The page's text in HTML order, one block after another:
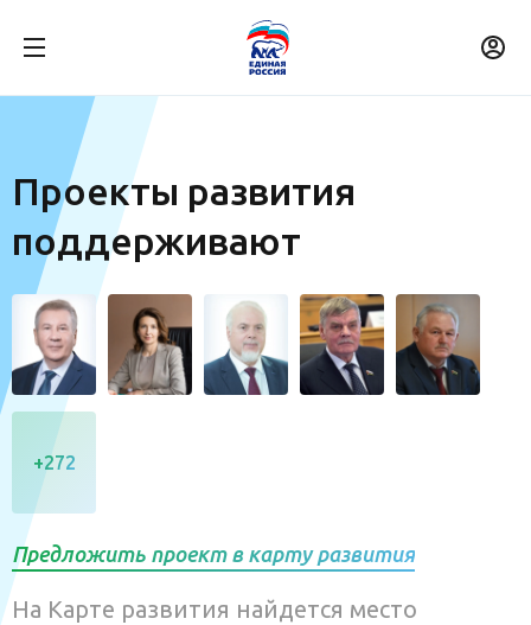
Проекты развития
поддерживают
+272
Предложить проект в карту развития
На Карте развития найдется место